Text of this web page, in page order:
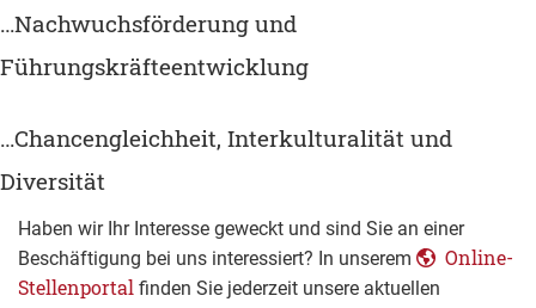
…Nachwuchsförderung und
Führungskräfteentwicklung
…Chancengleichheit, Interkulturalität und
Diversität
Haben wir Ihr Interesse geweckt und sind Sie an einer
Beschäftigung bei uns interessiert? In unserem
Online-
Stellenportal finden Sie jederzeit unsere aktuellen